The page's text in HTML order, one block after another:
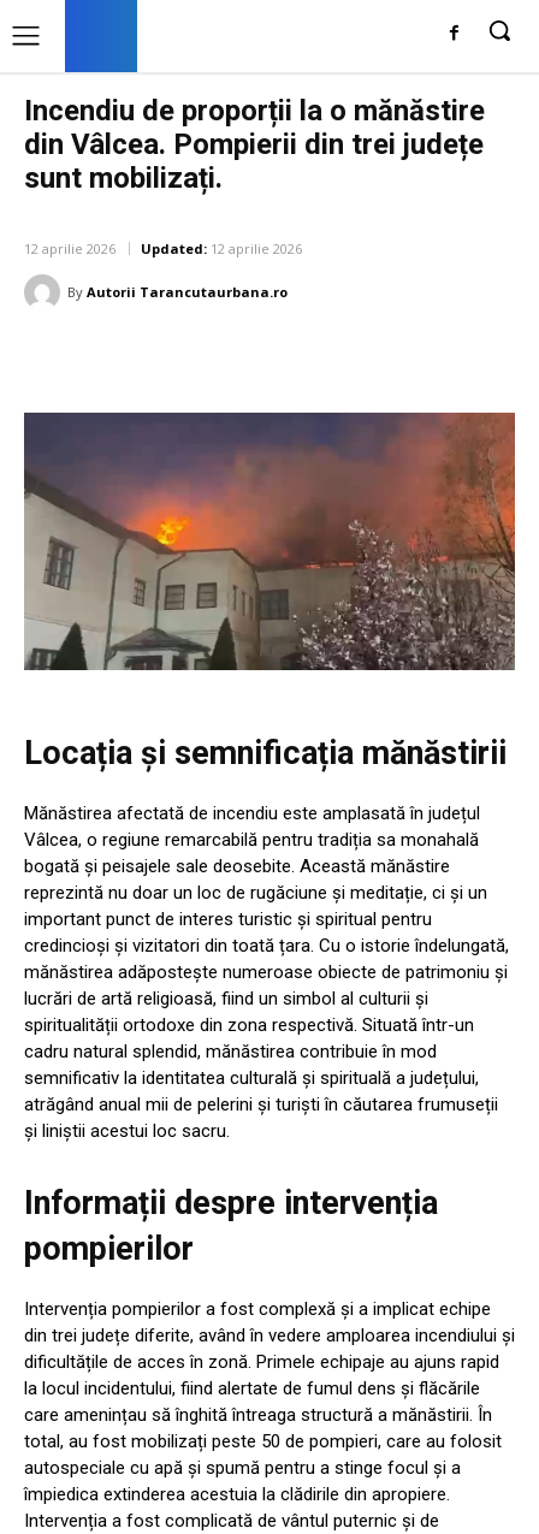
Incendiu de proporții la o mănăstire
din Vâlcea. Pompierii din trei județe
sunt mobilizați.
12 aprilie 2026 Updated: 12 aprilie 2026
By Autorii Tarancutaurbana.ro
Locația și semnificația mănăstirii
Mănăstirea afectată de incendiu este amplasată în județul
Vâlcea, o regiune remarcabilă pentru tradiția sa monahală
bogată și peisajele sale deosebite. Această mănăstire
reprezintă nu doar un loc de rugăciune și meditație, ci și un
important punct de interes turistic și spiritual pentru
credincioși și vizitatori din toată țara. Cu o istorie îndelungată,
mănăstirea adăpostește numeroase obiecte de patrimoniu și
lucrări de artă religioasă, fiind un simbol al culturii și
spiritualității ortodoxe din zona respectivă. Situată într-un
cadru natural splendid, mănăstirea contribuie în mod
semnificativ la identitatea culturală și spirituală a județului,
atrăgând anual mii de pelerini și turiști în căutarea frumuseții
și liniștii acestui loc sacru.
Informații despre intervenția
pompierilor
Intervenția pompierilor a fost complexă și a implicat echipe
din trei județe diferite, având în vedere amploarea incendiului și
dificultățile de acces în zonă. Primele echipaje au ajuns rapid
la locul incidentului, fiind alertate de fumul dens și flăcările
care amenințau să înghită întreaga structură a mănăstirii. În
total, au fost mobilizați peste 50 de pompieri, care au folosit
autospeciale cu apă și spumă pentru a stinge focul și a
împiedica extinderea acestuia la clădirile din apropiere.
Intervenția a fost complicată de vântul puternic și de